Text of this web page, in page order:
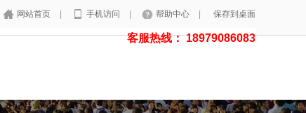
网站首页 手机访问 帮助中心 保存到桌面
客服热线： 18979086083